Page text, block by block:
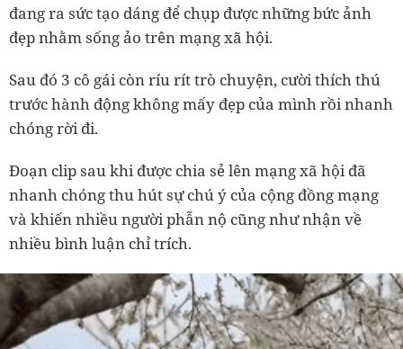
đang ra sức tạo dáng để chụp được những bức ảnh
đẹp nhằm sống ảo trên mạng xã hội.
Sau đó 3 cô gái còn ríu rít trò chuyện, cười thích thú
trước hành động không mấy đẹp của mình rồi nhanh
chóng rời đi.
Đoạn clip sau khi được chia sẻ lên mạng xã hội đã
nhanh chóng thu hút sự chú ý của cộng đồng mạng
và khiến nhiều người phẫn nộ cũng như nhận về
nhiều bình luận chỉ trích.